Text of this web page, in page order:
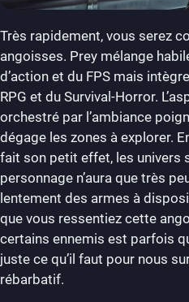
Très rapidement, vous serez
angoisses. Prey mélange
d’action et du FPS mais
RPG et du Survival-Horror.
orchestré par l’ambiance
dégage les zones à explorer.
fait son petit effet, les univers
personnage n’aura que très
lentement des armes à
que vous ressentiez cette
certains ennemis est parfois
juste ce qu’il faut pour nous
rébarbatif.